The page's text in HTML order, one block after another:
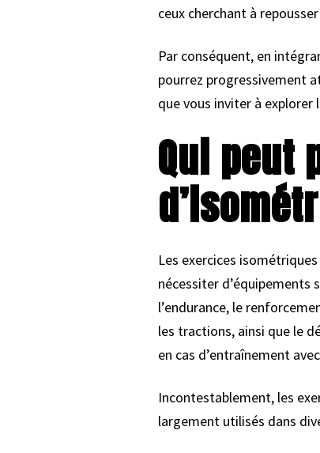
ceux cherchant à
Par conséquent, en
pourrez progressivement
que vous inviter à
Qui peut
Les exercices
nécessiter
l’endurance, le
les tractions, ainsi que le
en cas d’entraînement
Incontestablement, les
largement utilisés dans